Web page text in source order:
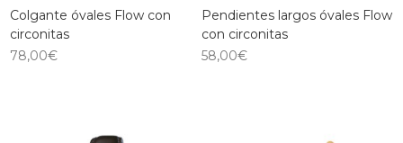
Colgante óvales Flow con
circonitas
78,00€
Pendientes largos óvales Flow
con circonitas
58,00€